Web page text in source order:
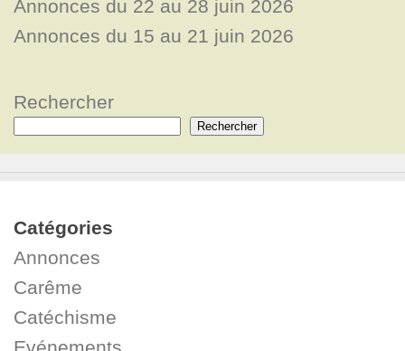
Annonces du 22 au 28 juin 2026
Annonces du 15 au 21 juin 2026
Rechercher
Rechercher
Catégories
Annonces
Carême
Catéchisme
Evénements